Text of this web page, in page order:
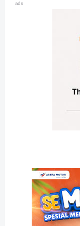
ads